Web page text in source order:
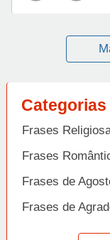
Categorias
Frases
Frases
Frases de
Frases de
Frases de